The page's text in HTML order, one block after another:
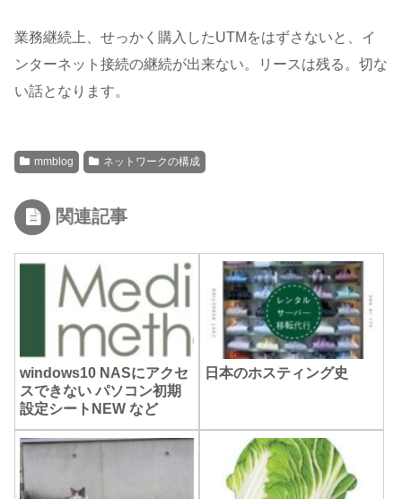
業務継続上、せっかく購入したUTMをはずさないと、イ
ンターネット接続の継続が出来ない。リースは残る。切な
い話となります。
mmblog ネットワークの構成
関連記事
windows10 NASにアクセ
スできない パソコン初期
設定シートNEW など
日本のホスティング史